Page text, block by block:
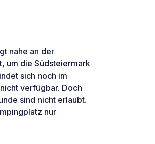
nahe an der
um die Südsteiermark
sich noch im
verfügbar. Doch
sind nicht erlaubt.
nur